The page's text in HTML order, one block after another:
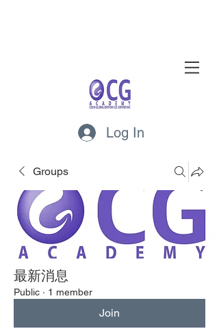
Log In
Groups
最新消息
Public · 1 member
Join